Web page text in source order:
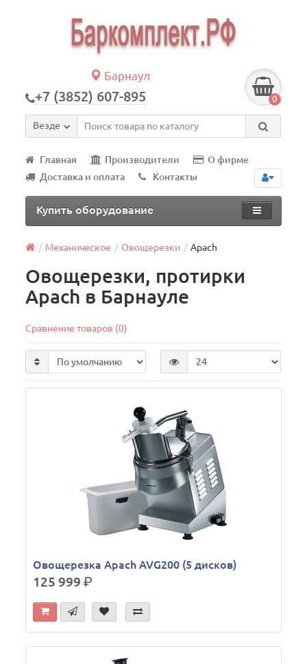
Барнаул
+7 (3852) 607-895 0
Везде
Главная Производители
О фирме
Доставка и оплата
Контакты
Купить оборудование
Механическое Овощерезки Apach
Овощерезки, протирки
Apach в Барнауле
Сравнение товаров (0)
Овощерезка Apach AVG200 (5 дисков)
125 999р.